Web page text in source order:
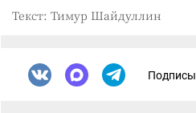
Текст: Тимур Шайдуллин